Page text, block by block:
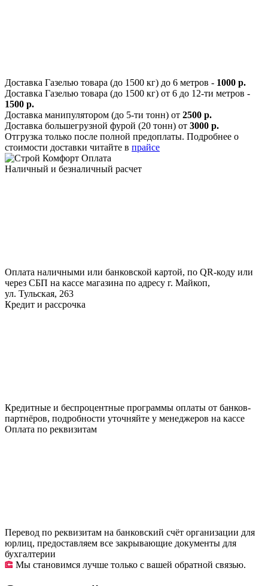
Доставка Газелью товара (до 1500 кг) до 6 метров - 1000 р.
Доставка Газелью товара (до 1500 кг) от 6 до 12-ти метров -
1500 р.
Доставка манипулятором (до 5-ти тонн) от 2500 р.
Доставка большегрузной фурой (20 тонн) от 3000 р.
Отгрузка только после полной предоплаты. Подробнее о
стоимости доставки читайте в прайсе
Оплата
Наличный и безналичный расчет
Оплата наличными или банковской картой, по QR-коду или
через СБП на кассе магазина по адресу г. Майкоп,
ул. Тульская, 263
Кредит и рассрочка
Кредитные и беспроцентные программы оплаты от банков-
партнёров, подробности уточняйте у менеджеров на кассе
Оплата по реквизитам
Перевод по реквизитам на банковский счёт организации для
юрлиц, предоставляем все закрывающие документы для
бухгалтерии
Мы становимся лучше только с вашей обратной связью.